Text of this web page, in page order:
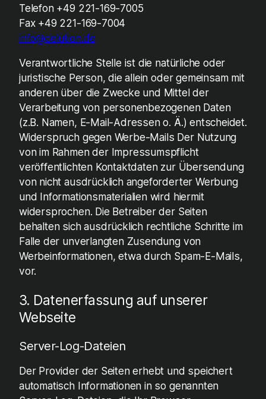
Telefon +49 221-169-7005
Fax +49 221-169-7004
info@celution.de
Verantwortliche Stelle ist die natürliche oder
juristische Person, die allein oder gemeinsam mit
anderen über die Zwecke und Mittel der
Verarbeitung von personenbezogenen Daten
(z.B. Namen, E-Mail-Adressen o. Ä.) entscheidet.
Widerspruch gegen Werbe-Mails Der Nutzung
von im Rahmen der Impressumspflicht
veröffentlichten Kontaktdaten zur Übersendung
von nicht ausdrücklich angeforderter Werbung
und Informationsmaterialien wird hiermit
widersprochen. Die Betreiber der Seiten
behalten sich ausdrücklich rechtliche Schritte im
Falle der unverlangten Zusendung von
Werbeinformationen, etwa durch Spam-E-Mails,
vor.
3. Datenerfassung auf unserer
Webseite
Server-Log-Dateien
Der Provider der Seiten erhebt und speichert
automatisch Informationen in so genannten